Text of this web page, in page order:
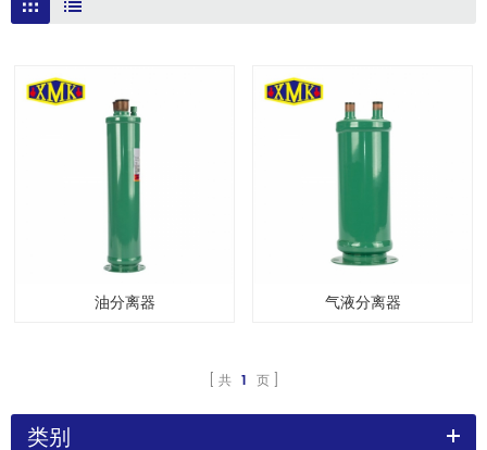
油分离器 气液分离器
共 1 页
类别